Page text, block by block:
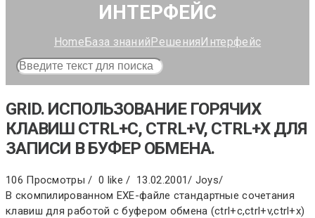
ИНТЕРФЕЙС
HomeБаза знанийРешенияИнтерфейс
GRID. ИСПОЛЬЗОВАНИЕ ГОРЯЧИХ
КЛАВИШ CTRL+C, CTRL+V, CTRL+X ДЛЯ
ЗАПИСИ В БУФЕР ОБМЕНА.
106 Просмотры / 0 like / 13.02.2001/ Joys/
В скомпилированном EXE-файле стандартные сочетания
клавиш для работой с буфером обмена (ctrl+c,ctrl+v,ctrl+x)